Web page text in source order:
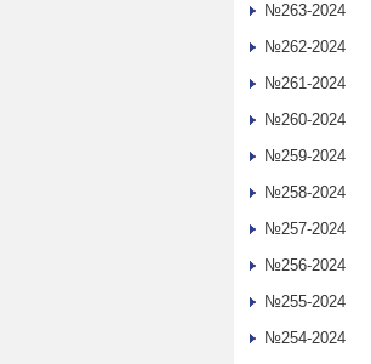
№263-2024
№262-2024
№261-2024
№260-2024
№259-2024
№258-2024
№257-2024
№256-2024
№255-2024
№254-2024